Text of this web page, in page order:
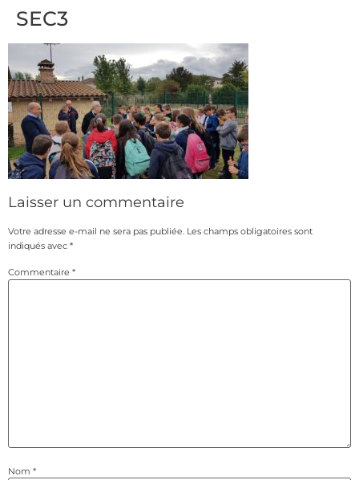
SEC3
Laisser un commentaire
Votre adresse e-mail ne sera pas publiée. Les champs obligatoires sont
indiqués avec *
Commentaire *
Nom *